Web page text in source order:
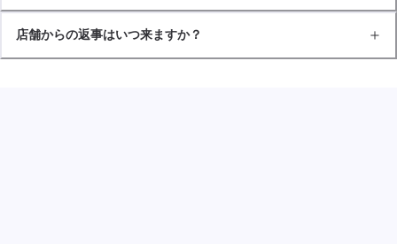
店舗からの返事はいつ来ますか？